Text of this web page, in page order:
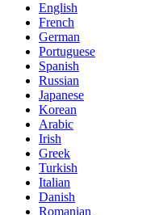
English
French
German
Portuguese
Spanish
Russian
Japanese
Korean
Arabic
Irish
Greek
Turkish
Italian
Danish
Romanian